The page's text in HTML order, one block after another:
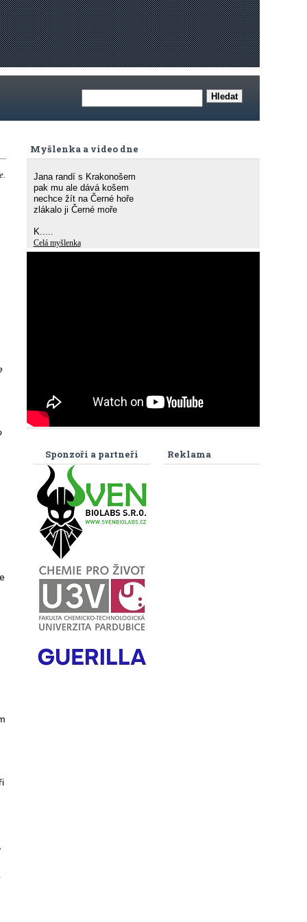
Myšlenka a video dne
Jana randí s Krakonošem
pak mu ale dává košem
nechce žít na Černé hoře
zlákalo ji Černé moře
K.....
Celá myšlenka
Reklama
Sponzoři a partneři